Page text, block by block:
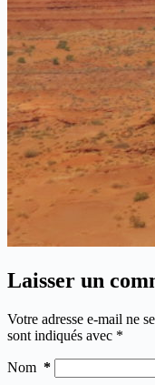
Laisser un
Votre adresse e-mail ne
sont indiqués avec *
Nom *